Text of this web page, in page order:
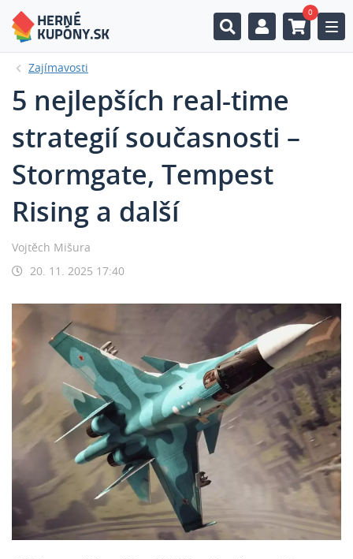
0
Zajímavosti
5 nejlepších real-time
strategií současnosti –
Stormgate, Tempest
Rising a další
Vojtěch Mišura
20. 11. 2025 17:40